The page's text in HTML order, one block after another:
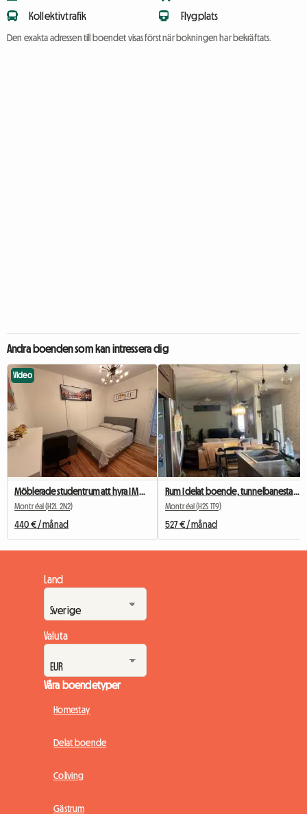
Kollektivtrafik
Flygplats
Den exakta adressen till boendet visas först när bokningen har bekräftats.
Andra boenden som kan intressera dig
Video
Montréal (H2L 2N2)
440 € / månad
Montréal (H2S 1T9)
527 € / månad
Land
Valuta
Våra boendetyper
Homestay
Delat boende
Coliving
Gästrum